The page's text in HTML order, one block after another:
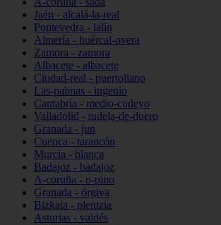
Jaén - alcalá-la-real
Pontevedra - lalín
Almería - huércal-overa
Zamora - zamora
Albacete - albacete
Ciudad-real - puertollano
Las-palmas - ingenio
Cantabria - medio-cudeyo
Valladolid - tudela-de-duero
Granada - jun
Cuenca - tarancón
Murcia - blanca
Badajoz - badajoz
A-coruña - o-pino
Granada - órgiva
Bizkaia - plentzia
Asturias - valdés